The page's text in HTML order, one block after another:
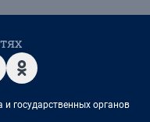
государственных органов